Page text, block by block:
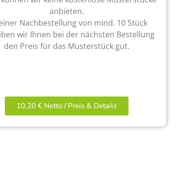
anbieten.
Nachbestellung von mind. 10 Stück
wir Ihnen bei der nächsten Bestellung
den Preis für das Musterstück gut.
10,20 € Netto / Preis & Details